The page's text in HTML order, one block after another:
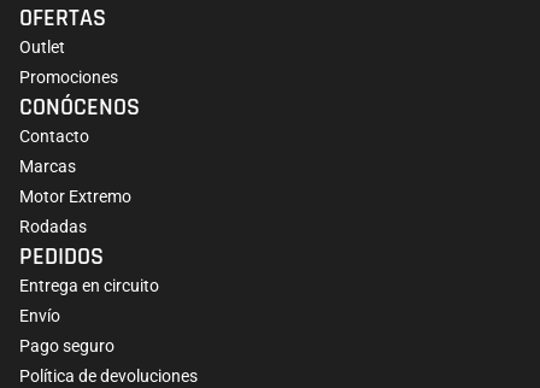
OFERTAS
Outlet
Promociones
CONÓCENOS
Contacto
Marcas
Motor Extremo
Rodadas
PEDIDOS
Entrega en circuito
Envío
Pago seguro
Política de devoluciones